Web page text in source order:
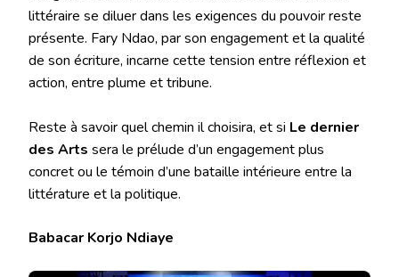
littéraire se diluer dans les exigences du pouvoir reste
présente. Fary Ndao, par son engagement et la qualité
de son écriture, incarne cette tension entre réflexion et
action, entre plume et tribune.
Reste à savoir quel chemin il choisira, et si Le dernier
des Arts sera le prélude d’un engagement plus
concret ou le témoin d’une bataille intérieure entre la
littérature et la politique.
Babacar Korjo Ndiaye